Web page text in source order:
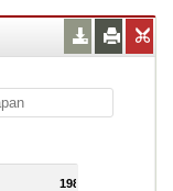
1988